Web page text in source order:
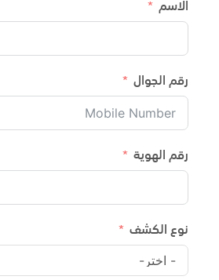
الاسم
رقم الجوال
رقم الهوية
نوع الكشف